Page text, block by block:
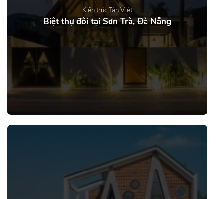
Kiến trúc Tân Việt
Biệt thự đôi tại Sơn Trà, Đà Nẵng